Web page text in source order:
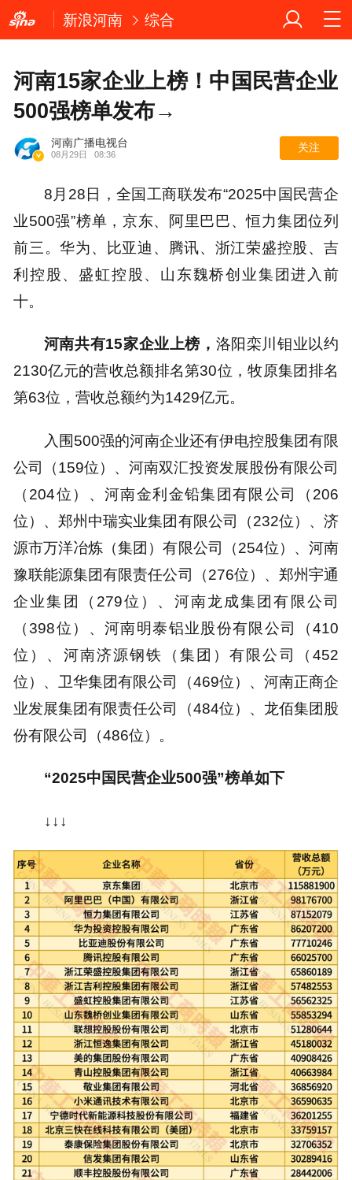
新浪河南 综合
河南15家企业上榜！中国民营企业
500强榜单发布→
河南广播电视台
08月29日 08:36
关注
8月28日，全国工商联发布“2025中国民营企
业500强”榜单，京东、阿里巴巴、恒力集团位列
前三。华为、比亚迪、腾讯、浙江荣盛控股、吉
利控股、盛虹控股、山东魏桥创业集团进入前
十。
河南共有15家企业上榜， 洛阳栾川钼业以约
2130亿元的营收总额排名第30位，牧原集团排名
第63位，营收总额约为1429亿元。
入围500强的河南企业还有伊电控股集团有限
公司（159位）、河南双汇投资发展股份有限公司
（204位）、河南金利金铅集团有限公司（206
位）、郑州中瑞实业集团有限公司（232位）、济
源市万洋冶炼（集团）有限公司（254位）、河南
豫联能源集团有限责任公司（276位）、郑州宇通
企业集团（279位）、河南龙成集团有限公司
（398位）、河南明泰铝业股份有限公司（410
位）、河南济源钢铁（集团）有限公司（452
位）、卫华集团有限公司（469位）、河南正商企
业发展集团有限责任公司（484位）、龙佰集团股
份有限公司（486位）。
“2025中国民营企业500强”榜单如下
↓↓↓